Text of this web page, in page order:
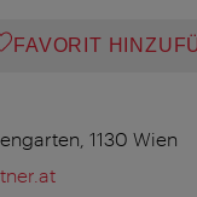
FAVORIT
1130 Wien